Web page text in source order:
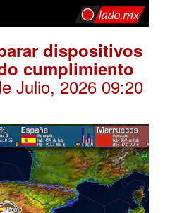
dispositivos
cumplimiento
Julio, 2026 09:20